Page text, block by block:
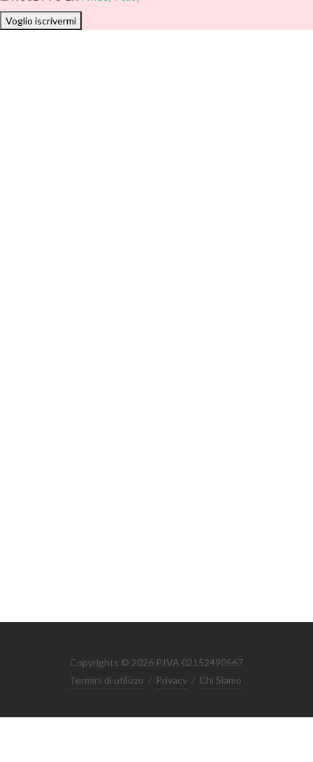
Voglio iscrivermi
Copyrights © 2026 P.IVA 02152490567
Termini di utilizzo / Privacy / Chi Siamo